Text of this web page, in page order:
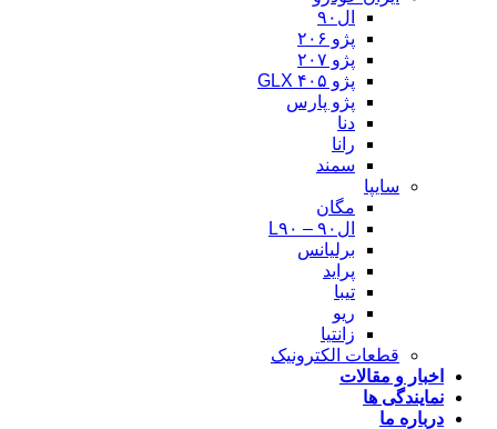
ال۹۰
پژو ۲۰۶
پژو ۲۰۷
پژو ۴۰۵ GLX
پژو پارس
دنا
رانا
سمند
سایپا
مگان
ال۹۰ – L۹۰
برلیانس
پراید
تیبا
ریو
زانتیا
قطعات الکترونیک
اخبار و مقالات
نمایندگی ها
درباره ما